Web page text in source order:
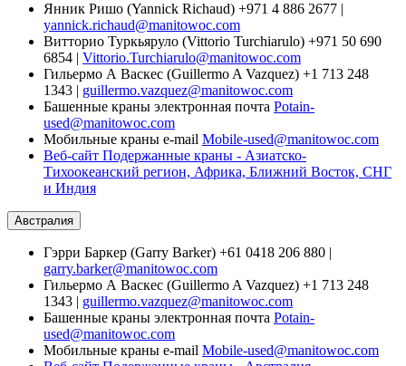
Янник Ришо (Yannick Richaud) +971 4 886 2677 |
yannick.richaud@manitowoc.com
Витторио Туркьяруло (Vittorio Turchiarulo) +971 50 690
6854 | Vittorio.Turchiarulo@manitowoc.com
Гильермо А Васкес (Guillermo A Vazquez) +1 713 248
1343 | guillermo.vazquez@manitowoc.com
Башенные краны электронная почта Potain-
used@manitowoc.com
Мобильные краны e-mail Mobile-used@manitowoc.com
Веб-сайт Подержанные краны - Азиатско-
Тихоокеанский регион, Африка, Ближний Восток, СНГ
и Индия
Австралия
Гэрри Баркер (Garry Barker) +61 0418 206 880 |
garry.barker@manitowoc.com
Гильермо А Васкес (Guillermo A Vazquez) +1 713 248
1343 | guillermo.vazquez@manitowoc.com
Башенные краны электронная почта Potain-
used@manitowoc.com
Мобильные краны e-mail Mobile-used@manitowoc.com